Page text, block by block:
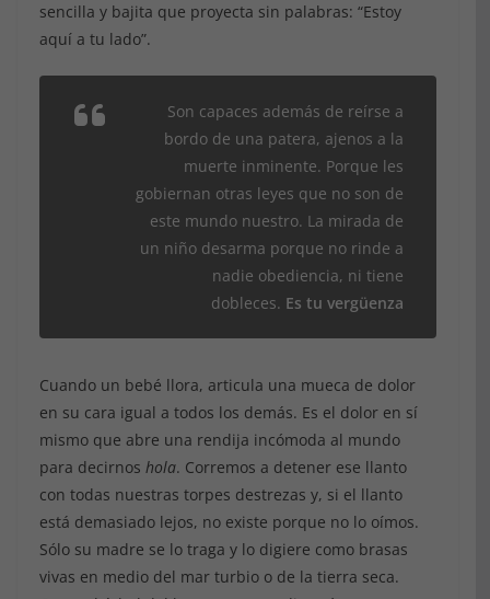
sencilla y bajita que proyecta sin palabras: “Estoy
aquí a tu lado”.
Son capaces además de reírse a
bordo de una patera, ajenos a la
muerte inminente. Porque les
gobiernan otras leyes que no son de
este mundo nuestro. La mirada de
un niño desarma porque no rinde a
nadie obediencia, ni tiene
dobleces. Es tu vergüenza
Cuando un bebé llora, articula una mueca de dolor
en su cara igual a todos los demás. Es el dolor en sí
mismo que abre una rendija incómoda al mundo
para decirnos hola. Corremos a detener ese llanto
con todas nuestras torpes destrezas y, si el llanto
está demasiado lejos, no existe porque no lo oímos.
Sólo su madre se lo traga y lo digiere como brasas
vivas en medio del mar turbio o de la tierra seca.